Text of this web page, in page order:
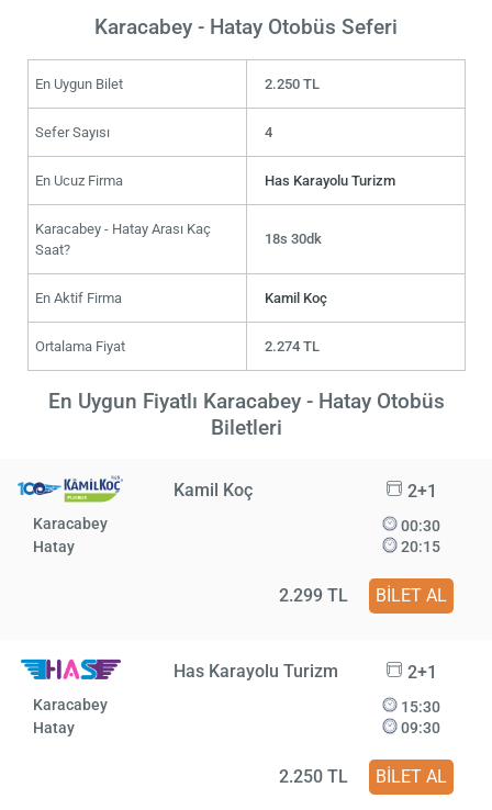
Karacabey - Hatay Otobüs Seferi
En Uygun Bilet 2.250 TL
Sefer Sayısı 4
En Ucuz Firma Has Karayolu Turizm
Karacabey - Hatay Arası Kaç
Saat?
18s 30dk
En Aktif Firma Kamil Koç
Ortalama Fiyat 2.274 TL
En Uygun Fiyatlı Karacabey - Hatay Otobüs
Biletleri
Kamil Koç 2+1
Karacabey
Hatay
00:30
20:15
2.299 TL BİLET AL
Has Karayolu Turizm 2+1
Karacabey
Hatay
15:30
09:30
2.250 TL BİLET AL